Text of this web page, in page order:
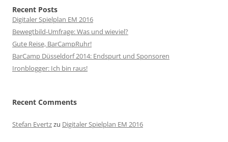
Recent Posts
Digitaler Spielplan EM 2016
Bewegtbild-Umfrage: Was und wieviel?
Gute Reise, BarCampRuhr!
BarCamp Düsseldorf 2014: Endspurt und Sponsoren
Ironblogger: Ich bin raus!
Recent Comments
Stefan Evertzzu Digitaler Spielplan EM 2016